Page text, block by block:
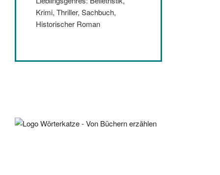
Krimi, Thriller, Sachbuch,
Historischer Roman